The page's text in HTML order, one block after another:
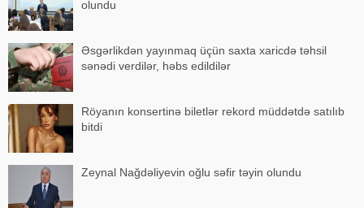
olundu
Əsgərlikdən yayınmaq üçün saxta xaricdə təhsil
sənədi verdilər, həbs edildilər
Röyanın konsertinə biletlər rekord müddətdə satılıb
bitdi
Zeynal Nağdəliyevin oğlu səfir təyin olundu